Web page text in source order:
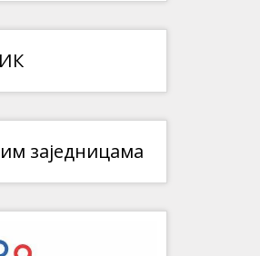
заједницама